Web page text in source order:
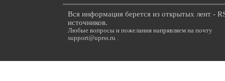
Вся информация берется из открытых лент -
источников.
Любые вопросы и пожелания напрявляем на почту
support@uprss.ru .